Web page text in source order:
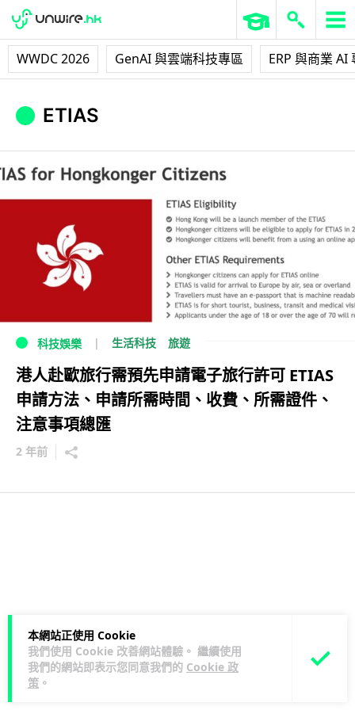
WWDC 2026 GenAI 與雲端科技專區 ERP 與商業 AI
本網站正使用 Cookie
我們使用 Cookie 改善網站體驗。 繼續使用
我們的網站即表示您同意我們的 Cookie 政
策 。
ETIAS
科技娛樂 生活科技 旅遊
港人赴歐旅行需預先申請電子旅行許可 ETIAS
申請方法、申請所需時間、收費、所需證件、
注意事項總匯
2 年前